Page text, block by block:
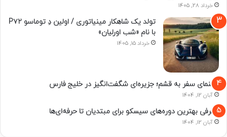
خرداد 28, 1405
تولد یک شاهکار مینیاتوری / اولین دِ توماسو P۷۲
با نام «شب اورلیان»
خرداد 15, 1405
راهنمای سفر به قشم؛ جزیره‌ای شگفت‌انگیز در خلیج فارس
آبان 12, 1404
معرفی بهترین دوره‌های سیسکو برای مبتدیان تا حرفه‌ای‌ها
آبان 12, 1404